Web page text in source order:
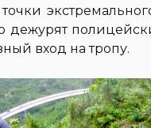
дежурят
вход на тропу.